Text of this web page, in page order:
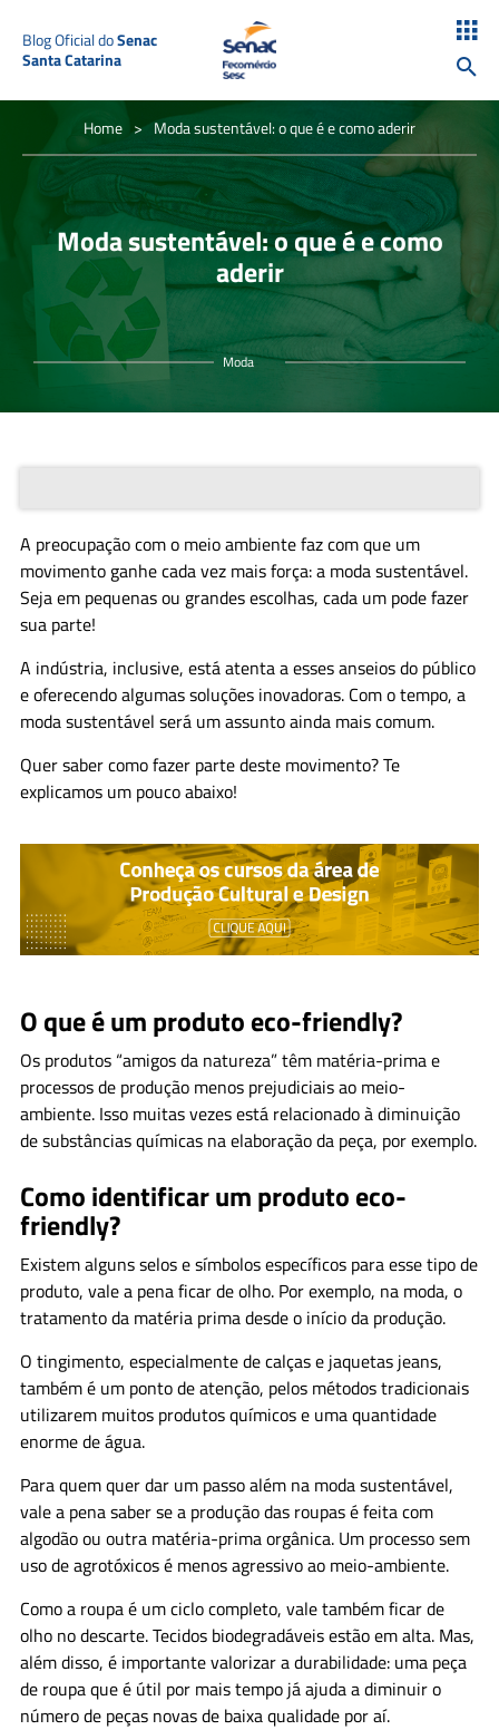
Blog Oficial doSenac
Santa Catarina
Home > Moda sustentável: o que é e como aderir
Moda sustentável: o que é e como
aderir
Moda
A preocupação com o meio ambiente faz com que um
movimento ganhe cada vez mais força: a moda sustentável.
Seja em pequenas ou grandes escolhas, cada um pode fazer
sua parte!
A indústria, inclusive, está atenta a esses anseios do público
e oferecendo algumas soluções inovadoras. Com o tempo, a
moda sustentável será um assunto ainda mais comum.
Quer saber como fazer parte deste movimento? Te
explicamos um pouco abaixo!
O que é um produto eco-friendly?
Os produtos “amigos da natureza” têm matéria-prima e
processos de produção menos prejudiciais ao meio-
ambiente. Isso muitas vezes está relacionado à diminuição
de substâncias químicas na elaboração da peça, por exemplo.
Como identificar um produto eco-
friendly?
Existem alguns selos e símbolos específicos para esse tipo de
produto, vale a pena ficar de olho. Por exemplo, na moda, o
tratamento da matéria prima desde o início da produção.
O tingimento, especialmente de calças e jaquetas jeans,
também é um ponto de atenção, pelos métodos tradicionais
utilizarem muitos produtos químicos e uma quantidade
enorme de água.
Para quem quer dar um passo além na moda sustentável,
vale a pena saber se a produção das roupas é feita com
algodão ou outra matéria-prima orgânica. Um processo sem
uso de agrotóxicos é menos agressivo ao meio-ambiente.
Como a roupa é um ciclo completo, vale também ficar de
olho no descarte. Tecidos biodegradáveis estão em alta. Mas,
além disso, é importante valorizar a durabilidade: uma peça
de roupa que é útil por mais tempo já ajuda a diminuir o
número de peças novas de baixa qualidade por aí.